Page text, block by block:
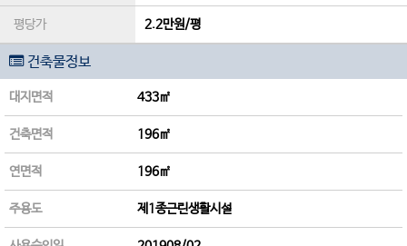
평당가 2.2만원/평
건축물정보
대지면적 433㎡
건축면적 196㎡
연면적 196㎡
주용도 제1종근린생활시설